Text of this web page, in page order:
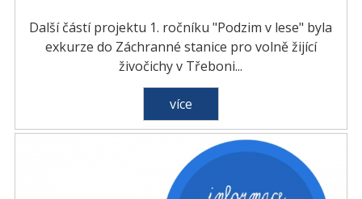
Další částí projektu 1. ročníku "Podzim v lese" byla
exkurze do Záchranné stanice pro volně žijící
živočichy v Třeboni...
více